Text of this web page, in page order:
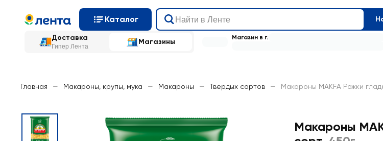
Каталог
Доставка
Гипер Лента
Магазины Магазин в г.
Главная — Макароны, крупы, мука — Макароны — Твердых сортов — Макароны MAKFA Рожки
Макароны